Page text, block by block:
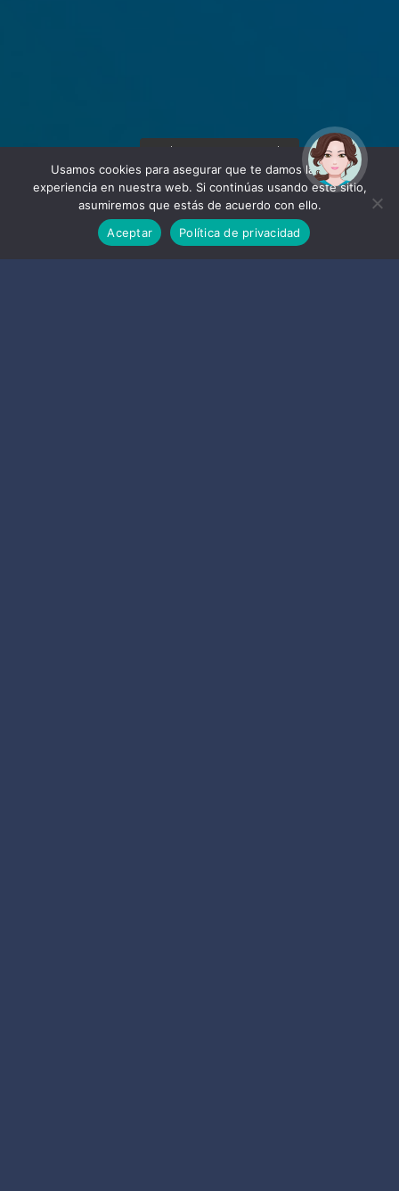
Usamos cookies para asegurar que te damos la mejor
experiencia en nuestra web. Si continúas usando este sitio,
asumiremos que estás de acuerdo con ello.
Aceptar
Política de privacidad
¡Hola! Soy Noy. ¿Puedo
ayudarte?